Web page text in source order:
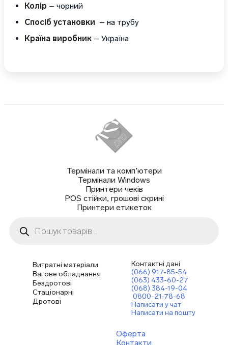
Колір – чорний
Спосіб установки – на трубу
Країна виробник– Україна
Термінали та комп’ютери
Термінали Windows
Принтери чеків
POS стійки, грошові скрині
Принтери етикеток
товарів
Витратні матеріали
Вагове обладнання
Бездротові
Стаціонарні
Дротові
Контактні дані
(066) 917-85-54
(063) 433-60-27
(068) 384-19-04
0800-21-78-68
Написати у чат
Написати на пошту
Оферта
Контакти